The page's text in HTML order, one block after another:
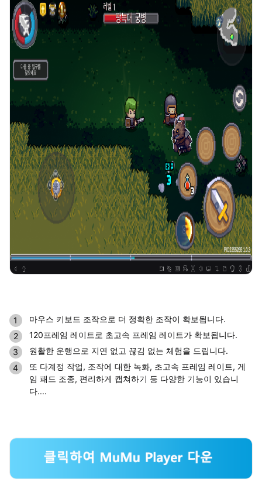
마우스 키보드 조작으로 더 정확한 조작이 확보됩니다.
120프레임 레이트로 초고속 프레임 레이트가 확보됩니다.
원활한 운행으로 지연 없고 끊김 없는 체험을 드립니다.
또 다계정 작업, 조작에 대한 녹화, 초고속 프레임 레이트, 게
임 패드 조종, 편리하게 캡쳐하기 등 다양한 기능이 있습니
다....